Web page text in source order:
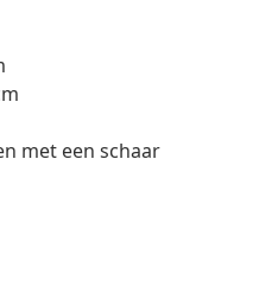
met een schaar